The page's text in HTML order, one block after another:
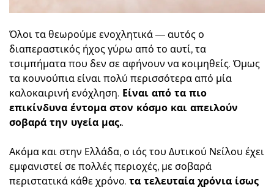
Όλοι τα θεωρούμε ενοχλητικά — αυτός ο
διαπεραστικός ήχος γύρω από το αυτί, τα
τσιμπήματα που δεν σε αφήνουν να κοιμηθείς. Όμως
τα κουνούπια είναι πολύ περισσότερα από μία
καλοκαιρινή ενόχληση. Είναι από τα πιο
επικίνδυνα έντομα στον κόσμο και απειλούν
σοβαρά την υγεία μας..
Ακόμα και στην Ελλάδα, ο ιός του Δυτικού Νείλου έχει
εμφανιστεί σε πολλές περιοχές, με σοβαρά
περιστατικά κάθε χρόνο. τα τελευταία χρόνια ίσως